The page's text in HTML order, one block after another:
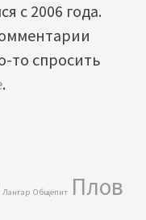
с 2006 года.
то спросить
.
Лангар Общепит Плов